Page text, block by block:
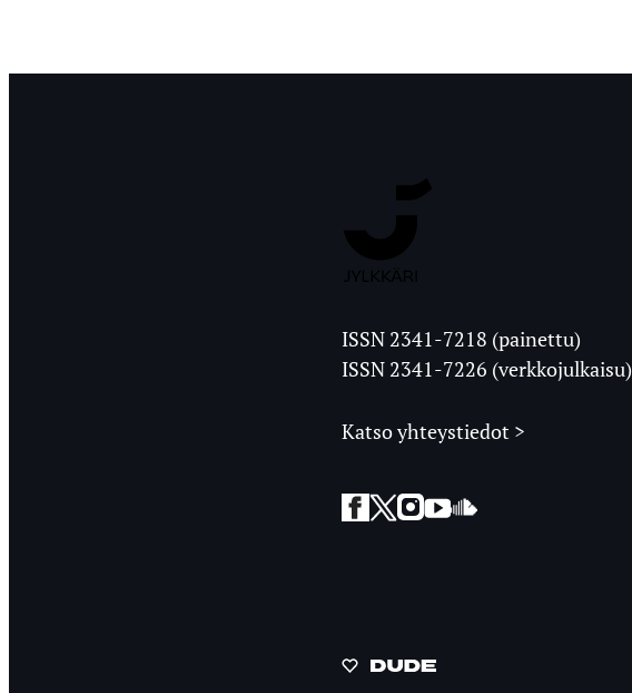
Ylioppilaslehti
ISSN 2341-7218 (painettu)
ISSN 2341-7226 (verkkojulkaisu)
Katso yhteystiedot >
Facebook
Twitter
Instagram
YouTubeSoundCloud